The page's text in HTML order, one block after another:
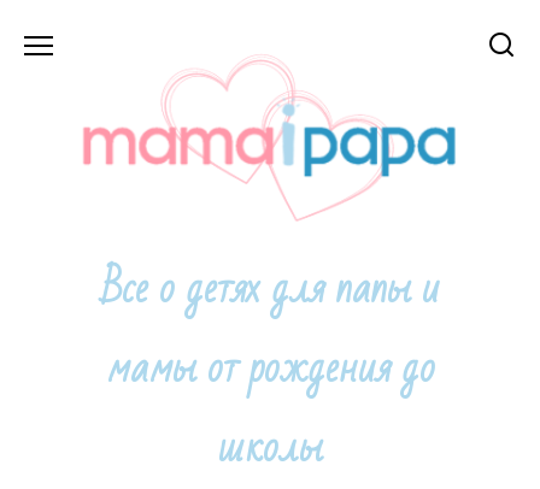
Все о детях для папы и
мамы от рождения до
школы